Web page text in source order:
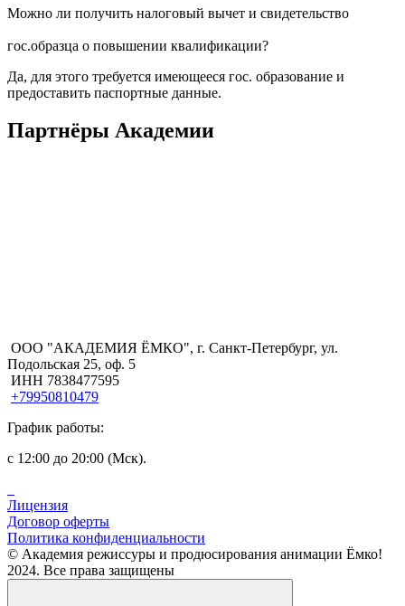
Можно ли получить налоговый вычет и свидетельство
гос.образца о повышении квалификации?
Да, для этого требуется имеющееся гос. образование и
предоставить паспортные данные.
Партнёры Академии
ООО "АКАДЕМИЯ ЁМКО", г. Санкт-Петербург, ул.
Подольская 25, оф. 5
ИНН 7838477595
+79950810479
График работы:
с 12:00 до 20:00 (Мск).
Лицензия
Договор оферты
Политика конфиденциальности
© Академия режиссуры и продюсирования анимации Ёмко!
2024. Все права защищены